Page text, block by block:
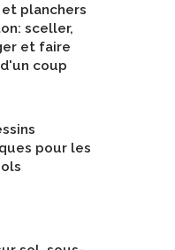
planchers
sceller,
et faire
coup
pour les